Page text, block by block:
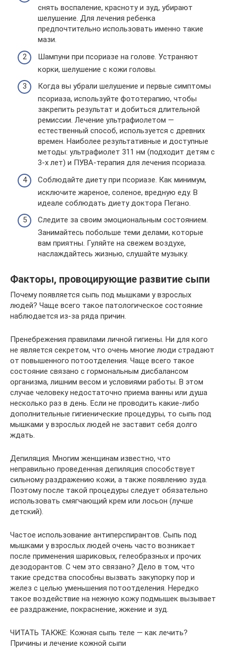
снять воспаление, красноту и зуд, убирают
шелушение. Для лечения ребенка
предпочтительно использовать именно такие
мази.
Шампуни при псориазе на голове. Устраняют
корки, шелушение с кожи головы.
Когда вы убрали шелушение и первые симптомы
псориаза, используйте фототерапию, чтобы
закрепить результат и добиться длительной
ремиссии. Лечение ультрафиолетом —
естественный способ, используется с древних
времен. Наиболее результативные и доступные
методы: ультрафиолет 311 нм (подходит детям с
3-х лет) и ПУВА-терапия для лечения псориаза.
Соблюдайте диету при псориазе. Как минимум,
исключите жареное, соленое, вредную еду. В
идеале соблюдать диету доктора Пегано.
Следите за своим эмоциональным состоянием.
Занимайтесь побольше теми делами, которые
вам приятны. Гуляйте на свежем воздухе,
наслаждайтесь жизнью, слушайте музыку.
Факторы, провоцирующие развитие сыпи
Почему появляется сыпь под мышками у взрослых
людей? Чаще всего такое патологическое состояние
наблюдается из-за ряда причин.
Пренебрежения правилами личной гигиены. Ни для кого
не является секретом, что очень многие люди страдают
от повышенного потоотделения. Чаще всего такое
состояние связано с гормональным дисбалансом
организма, лишним весом и условиями работы. В этом
случае человеку недостаточно приема ванны или душа
несколько раз в день. Если не проводить какие-либо
дополнительные гигиенические процедуры, то сыпь под
мышками у взрослых людей не заставит себя долго
ждать.
Депиляция. Многим женщинам известно, что
неправильно проведенная депиляция способствует
сильному раздражению кожи, а также появлению зуда.
Поэтому после такой процедуры следует обязательно
использовать смягчающий крем или лосьон (лучше
детский).
Частое использование антиперспирантов. Сыпь под
мышками у взрослых людей очень часто возникает
после применения шариковых, гелеобразных и прочих
дезодорантов. С чем это связано? Дело в том, что
такие средства способны вызвать закупорку пор и
желез с целью уменьшения потоотделения. Нередко
такое воздействие на нежную кожу подмышек вызывает
ее раздражение, покраснение, жжение и зуд.
ЧИТАТЬ ТАКЖЕ: Кожная сыпь теле — как лечить?
Причины и лечение кожной сыпи